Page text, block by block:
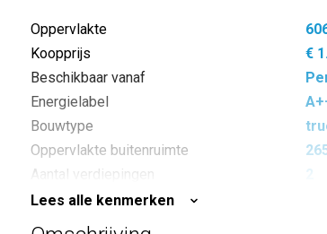
Oppervlakte
Koopprijs
€
Beschikbaar vanaf
Energielabel
Bouwtype
Oppervlakte buitenruimte
Aantal verdiepingen
2
Lees alle kenmerken